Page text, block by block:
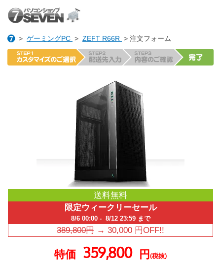
> ゲーミングPC > ZEFT R66R > 注文フォーム
送料無料
限定ウィークリーセール
8/6 00:00 - 8/12 23:59 まで
389,800円 → 30,000 円OFF!!
特価 359,800 円(税抜)